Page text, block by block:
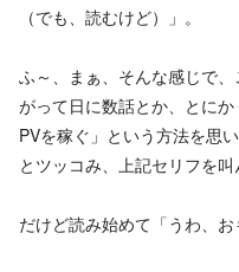
（でも、読むけど）」。
ふ～、まぁ、そんな感じで
がって日に数話とか、とに
PVを稼ぐ」という方法を思
とツッコみ、上記セリフを叫
だけど読み始めて「うわ、お